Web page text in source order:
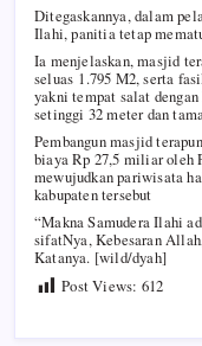
Ditegaskannya, dalam
Ilahi, panitia tetap
Ia menjelaskan, masjid
seluas 1.795 M2, serta
yakni tempat salat
setinggi 32 meter dan
Pembangun masjid
biaya Rp 27,5 miliar oleh
mewujudkan pariwisata
kabupaten tersebut
“Makna Samudera Ilahi
sifatNya, Kebesaran
Katanya. [wild/dyah]
Post Views: 612